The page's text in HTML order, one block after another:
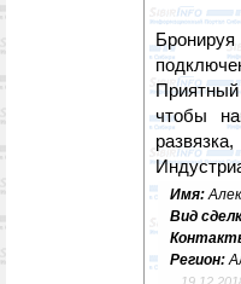
чтобы
Имя:
Вид
Регион: